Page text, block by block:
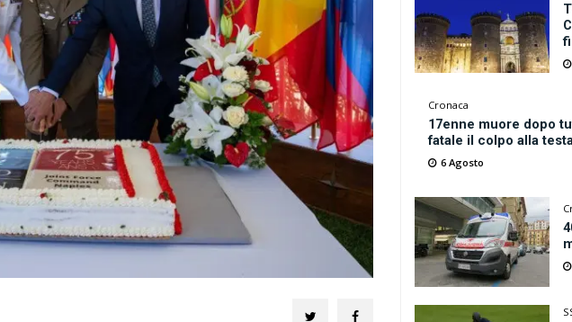
Cronaca
17enne muore dopo
fatale il colpo alla
6 Agosto